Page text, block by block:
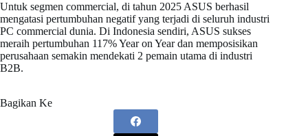
Untuk segmen commercial, di tahun 2025 ASUS berhasil
mengatasi pertumbuhan negatif yang terjadi di seluruh industri
PC commercial dunia. Di Indonesia sendiri, ASUS sukses
meraih pertumbuhan 117% Year on Year dan memposisikan
perusahaan semakin mendekati 2 pemain utama di industri
B2B.
Bagikan Ke